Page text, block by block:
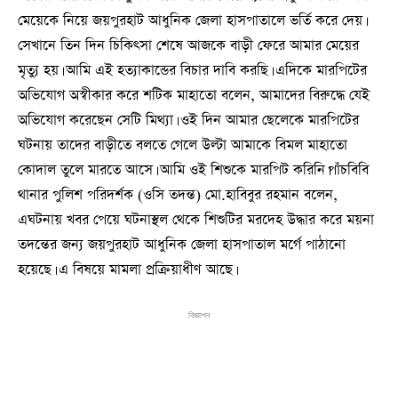
মেয়েকে নিয়ে জয়পুরহাট আধুনিক জেলা হাসপাতালে ভর্তি করে দেয়।
সেখানে তিন দিন চিকিৎসা শেষে আজকে বাড়ী ফেরে আমার মেয়ের
মৃত্যু হয়। আমি এই হত্যাকান্ডের বিচার দাবি করছি। এদিকে মারপিটের
অভিযোগ অস্বীকার করে শটিক মাহাতো বলেন, আমাদের বিরুদ্ধে যেই
অভিযোগ করেছেন সেটি মিথ্যা। ওই দিন আমার ছেলেকে মারপিটের
ঘটনায় তাদের বাড়ীতে বলতে গেলে উল্টা আমাকে বিমল মাহাতো
কোদাল তুলে মারতে আসে। আমি ওই শিশুকে মারপিট করিনি।পাঁচবিবি
থানার পুলিশ পরিদর্শক (ওসি তদন্ত) মো.হাবিবুর রহমান বলেন,
এঘটনায় খবর পেয়ে ঘটনাস্থল থেকে শিশুটির মরদেহ উদ্ধার করে ময়না
তদন্তের জন্য জয়পুরহাট আধুনিক জেলা হাসপাতাল মর্গে পাঠানো
হয়েছে। এ বিষয়ে মামলা প্রক্রিয়াধীণ আছে।
বিজ্ঞাপন